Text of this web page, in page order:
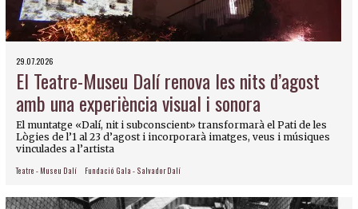
29.07.2026
El Teatre-Museu Dalí renova les nits d’agost
amb una experiència visual i sonora
El muntatge «Dalí, nit i subconscient» transformarà el Pati de les
Lògies de l’1 al 23 d’agost i incorporarà imatges, veus i músiques
vinculades a l’artista
Teatre - Museu Dalí Fundació Gala - Salvador Dalí